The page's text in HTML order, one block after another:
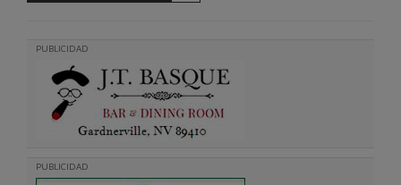
PUBLICIDAD
PUBLICIDAD